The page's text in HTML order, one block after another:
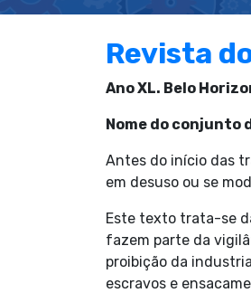
Revista
Ano XL. Belo
Nome do conjunto
Antes do início das
em desuso ou se
Este texto trata-se
fazem parte da
proibição da
escravos e